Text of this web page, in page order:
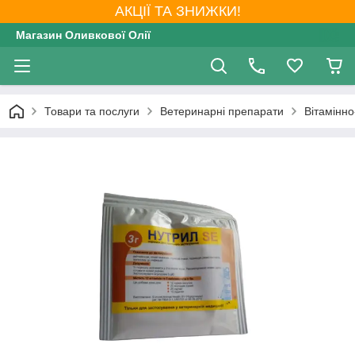
АКЦІЇ ТА ЗНИЖКИ!
Магазин Оливкової Олії
Товари та послуги Ветеринарні препарати